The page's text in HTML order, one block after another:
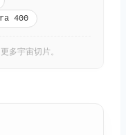
400
多宇宙切片。